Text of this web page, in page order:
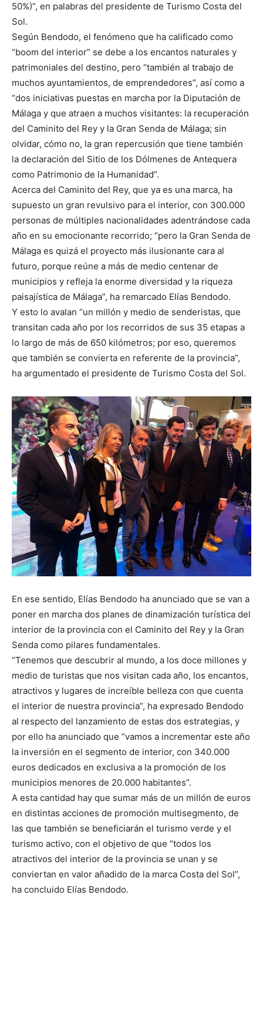
50%)”, en palabras del presidente de Turismo Costa del
Sol.
Según Bendodo, el fenómeno que ha calificado como
“boom del interior” se debe a los encantos naturales y
patrimoniales del destino, pero “también al trabajo de
muchos ayuntamientos, de emprendedores”, así como a
“dos iniciativas puestas en marcha por la Diputación de
Málaga y que atraen a muchos visitantes: la recuperación
del Caminito del Rey y la Gran Senda de Málaga; sin
olvidar, cómo no, la gran repercusión que tiene también
la declaración del Sitio de los Dólmenes de Antequera
como Patrimonio de la Humanidad”.
Acerca del Caminito del Rey, que ya es una marca, ha
supuesto un gran revulsivo para el interior, con 300.000
personas de múltiples nacionalidades adentrándose cada
año en su emocionante recorrido; “pero la Gran Senda de
Málaga es quizá el proyecto más ilusionante cara al
futuro, porque reúne a más de medio centenar de
municipios y refleja la enorme diversidad y la riqueza
paisajística de Málaga”, ha remarcado Elías Bendodo.
Y esto lo avalan “un millón y medio de senderistas, que
transitan cada año por los recorridos de sus 35 etapas a
lo largo de más de 650 kilómetros; por eso, queremos
que también se convierta en referente de la provincia”,
ha argumentado el presidente de Turismo Costa del Sol.
En ese sentido, Elías Bendodo ha anunciado que se van a
poner en marcha dos planes de dinamización turística del
interior de la provincia con el Caminito del Rey y la Gran
Senda como pilares fundamentales.
“Tenemos que descubrir al mundo, a los doce millones y
medio de turistas que nos visitan cada año, los encantos,
atractivos y lugares de increíble belleza con que cuenta
el interior de nuestra provincia”, ha expresado Bendodo
al respecto del lanzamiento de estas dos estrategias, y
por ello ha anunciado que “vamos a incrementar este año
la inversión en el segmento de interior, con 340.000
euros dedicados en exclusiva a la promoción de los
municipios menores de 20.000 habitantes”.
A esta cantidad hay que sumar más de un millón de euros
en distintas acciones de promoción multisegmento, de
las que también se beneficiarán el turismo verde y el
turismo activo, con el objetivo de que “todos los
atractivos del interior de la provincia se unan y se
conviertan en valor añadido de la marca Costa del Sol”,
ha concluido Elías Bendodo.